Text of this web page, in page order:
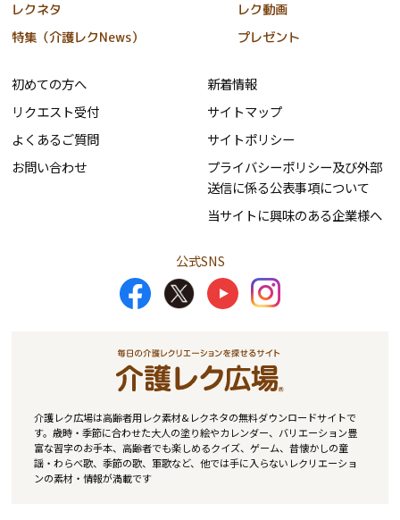
レクネタ
レク動画
特集（介護レクNews）
プレゼント
初めての方へ
リクエスト受付
よくあるご質問
お問い合わせ
新着情報
サイトマップ
サイトポリシー
プライバシーポリシー及び外部
送信に係る公表事項について
当サイトに興味のある企業様へ
公式SNS
介護レク広場は高齢者用レク素材&レクネタの無料ダウンロードサイトで
す。歳時・季節に合わせた大人の塗り絵やカレンダー、バリエーション豊
富な習字のお手本、高齢者でも楽しめるクイズ、ゲーム、昔懐かしの童
謡・わらべ歌、季節の歌、軍歌など、他では手に入らないレクリエーショ
ンの素材・情報が満載です